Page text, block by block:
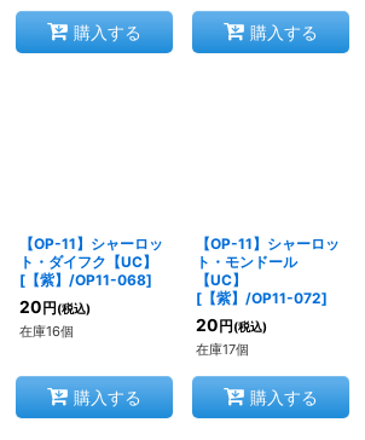
購入する 購入する
【OP-11】シャーロッ
ト・ダイフク【UC】
[【紫】/OP11-068]
20 円 (税込)
在庫16個
購入する
【OP-11】シャーロッ
ト・モンドール
【UC】
[【紫】/OP11-072]
20 円 (税込)
在庫17個
購入する